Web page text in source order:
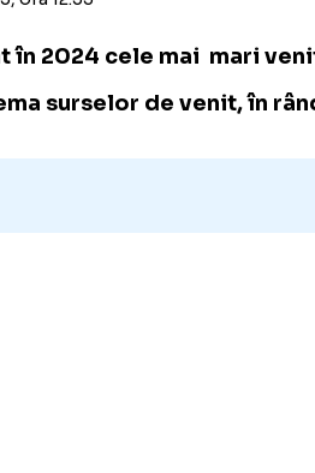
în 2024 cele mai mari
surselor de venit, în